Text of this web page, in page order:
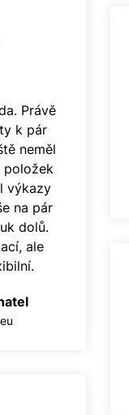
Právě
k pár
neměl
položek
výkazy
na pár
dolů.
ale